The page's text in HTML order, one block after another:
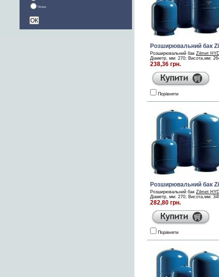
Плохо
Розширювальний бак
Розширювальний бак Zilmet
Діаметр, мм: 270; Висота,мм:
238,36 грн.
Порівняти
Розширювальний бак
Розширювальний бак Zilmet
Діаметр, мм: 270; Висота,мм:
282,80 грн.
Порівняти